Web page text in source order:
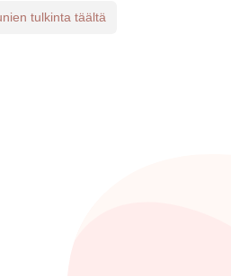
tulkinta täältä